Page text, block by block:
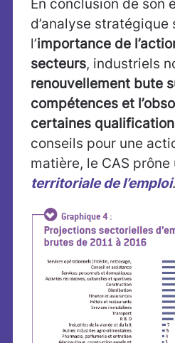
En conclusion de son
d’analyse stratégique
l’importance de
secteurs, industriels
renouvellement bute
compétences et
certaines
conseils pour une
matière, le CAS prône
territoriale de l’emploi.